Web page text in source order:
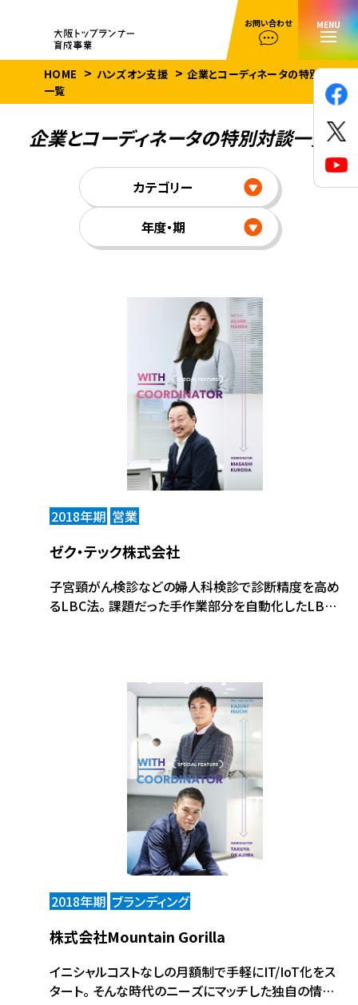
お問い合わせ MENU
HOME ハンズオン支援
企業とコーディネータの特別対談
一覧
企業とコーディネータの特別対談一覧
カテゴリー
年度・期
2018年期 営業
ゼク・テック株式会社
子宮頸がん検診などの婦人科検診で診断精度を高め
るLBC法。 課題だった手作業部分を自動化したLBC
2018年期 ブランディング
株式会社Mountain Gorilla
イニシャルコストなしの月額制で手軽にIT/IoT化をス
タート。 そんな時代のニーズにマッチした独自の情報